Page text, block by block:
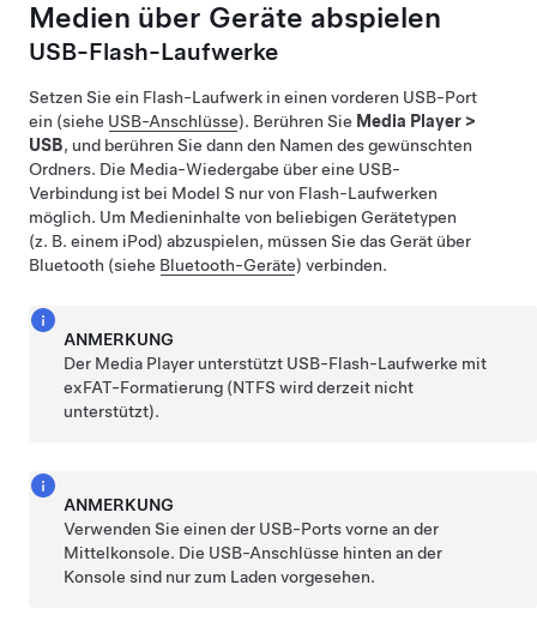
Medien über Geräte abspielen
USB-Flash-Laufwerke
Setzen Sie ein Flash-Laufwerk in einen vorderen USB-Port
ein (siehe USB-Anschlüsse). Berühren Sie Media Player >
USB, und berühren Sie dann den Namen des gewünschten
Ordners. Die Media-Wiedergabe über eine USB-
Verbindung ist bei Model S nur von Flash-Laufwerken
möglich. Um Medieninhalte von beliebigen Gerätetypen
(z. B. einem iPod) abzuspielen, müssen Sie das Gerät über
Bluetooth (siehe Bluetooth-Geräte) verbinden.
ANMERKUNG
Der Media Player unterstützt USB-Flash-Laufwerke mit
exFAT-Formatierung (NTFS wird derzeit nicht
unterstützt).
ANMERKUNG
Verwenden Sie einen der USB-Ports vorne an der
Mittelkonsole. Die USB-Anschlüsse hinten an der
Konsole sind nur zum Laden vorgesehen.